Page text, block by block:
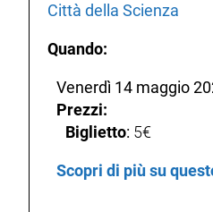
Città della Scienza
Quando:
Venerdì 14 maggio
Prezzi:
Biglietto: 5€
Scopri di più su